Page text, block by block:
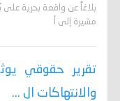
مشيرة إلى أ
تقرير حقوقي
والانتهاكات ال ...